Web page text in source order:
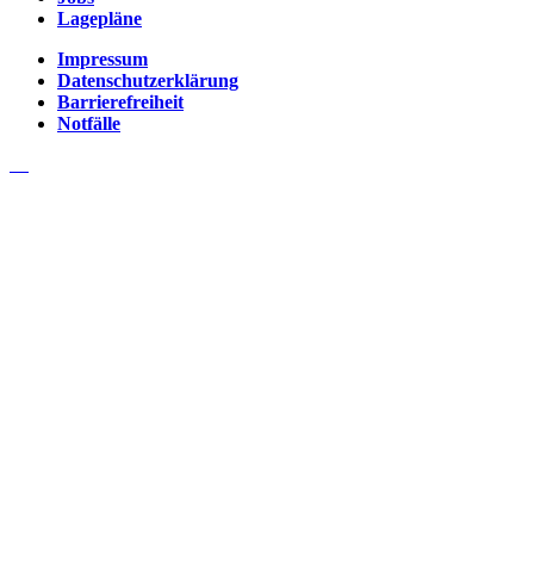
Lagepläne
Impressum
Datenschutzerklärung
Barrierefreiheit
Notfälle